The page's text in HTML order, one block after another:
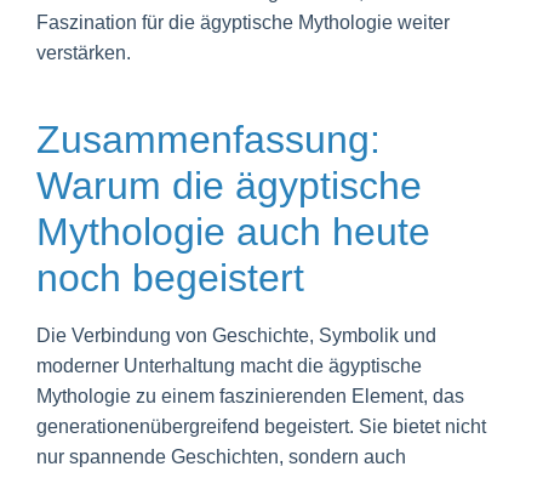
Faszination für die ägyptische Mythologie weiter
verstärken.
Zusammenfassung:
Warum die ägyptische
Mythologie auch heute
noch begeistert
Die Verbindung von Geschichte, Symbolik und
moderner Unterhaltung macht die ägyptische
Mythologie zu einem faszinierenden Element, das
generationenübergreifend begeistert. Sie bietet nicht
nur spannende Geschichten, sondern auch